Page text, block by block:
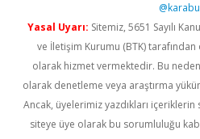
Yasal Uyarı: Sitemiz, 5651 Sayılı
ve İletişim Kurumu (BTK) tarafından
olarak hizmet vermektedir. Bu
olarak denetleme veya araştırma
Ancak, üyelerimiz yazdıkları
siteye üye olarak bu sorumluluğu